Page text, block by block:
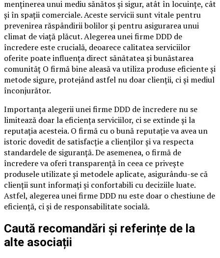
menținerea unui mediu sănătos și sigur, atât în locuințe, cât
și în spații comerciale. Aceste servicii sunt vitale pentru
prevenirea răspândirii bolilor și pentru asigurarea unui
climat de viață plăcut. Alegerea unei firme DDD de
încredere este crucială, deoarece calitatea serviciilor
oferite poate influența direct sănătatea și bunăstarea
comunităț O firmă bine aleasă va utiliza produse eficiente și
metode sigure, protejând astfel nu doar clienții, ci și mediul
înconjurător.
Importanța alegerii unei firme DDD de încredere nu se
limitează doar la eficiența serviciilor, ci se extinde și la
reputația acesteia. O firmă cu o bună reputație va avea un
istoric dovedit de satisfacție a clienților și va respecta
standardele de siguranță. De asemenea, o firmă de
încredere va oferi transparență în ceea ce privește
produsele utilizate și metodele aplicate, asigurându-se că
clienții sunt informați și confortabili cu deciziile luate.
Astfel, alegerea unei firme DDD nu este doar o chestiune de
eficiență, ci și de responsabilitate socială.
Caută recomandări și referințe de la
alte asociații